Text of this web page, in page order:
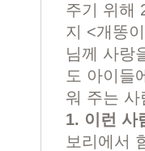
주기 위해
지 <개똥
님께 사랑
도 아이들
워 주는
1. 이런 사
보리에서